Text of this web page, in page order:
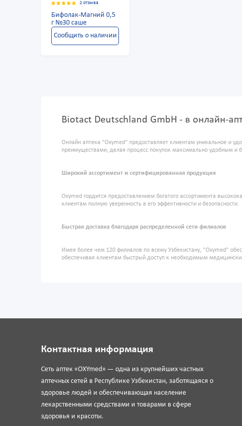
2 отзыва
Бифолак-Магний 0,5
г №30 саше
Сообщить о наличии
Biotact Deutschland GmbH - в онлайн-
Онлайн аптека "Oxymed" предоставляет клиентам уникальное и
преимуществами, делая процесс покупок максимально удобным и
Широкий ассортимент и сертифицированная продукция
Oxymed гордится предоставлением богатого ассортимента
клиентам полную уверенность в его эффективности и безопасности.
Быстрая доставка благодаря распределенной сети филиалов
Имея более чем 120 филиалов по всему Узбекистану, "Oxymed"
обеспечивая клиентам быстрый доступ к необходимым
Контактная информация
Сеть аптек «OXYmed» — одна из крупнейших частных
аптечных сетей в Республике Узбекистан, заботящаяся о
здоровье людей и обеспечивающая население
лекарственными средствами и товарами в сфере
здоровья и красоты.